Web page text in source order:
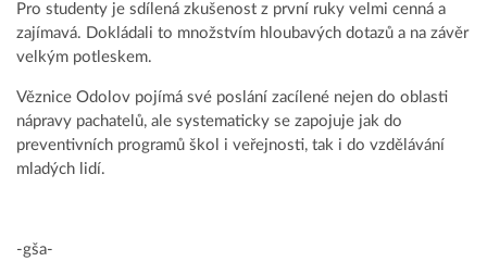
Pro studenty je sdílená zkušenost z první ruky velmi cenná a
zajímavá. Dokládali to množstvím hloubavých dotazů a na závěr
velkým potleskem.
Věznice Odolov pojímá své poslání zacílené nejen do oblasti
nápravy pachatelů, ale systematicky se zapojuje jak do
preventivních programů škol i veřejnosti, tak i do vzdělávání
mladých lidí.
-gša-